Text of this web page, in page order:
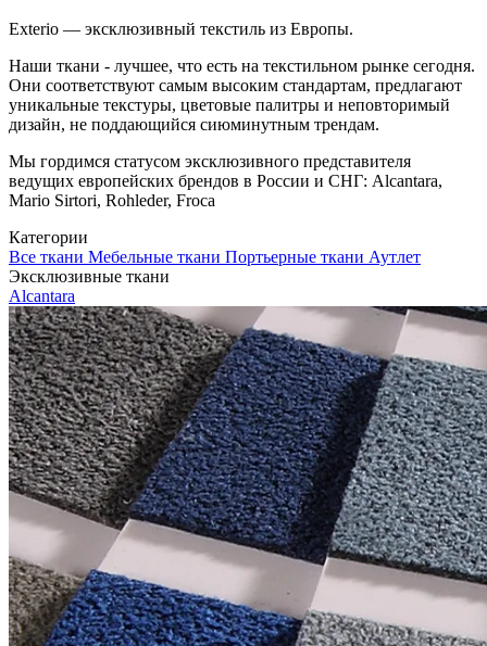
Exterio — эксклюзивный текстиль из Европы.
Наши ткани - лучшее, что есть на текстильном рынке сегодня.
Они соответствуют самым высоким стандартам, предлагают
уникальные текстуры, цветовые палитры и неповторимый
дизайн, не поддающийся сиюминутным трендам.
Мы гордимся статусом эксклюзивного представителя
ведущих европейских брендов в России и СНГ: Alcantara,
Mario Sirtori, Rohleder, Froca
Категории
Все ткани Мебельные ткани Портьерные ткани Аутлет
Эксклюзивные ткани
Alcantara